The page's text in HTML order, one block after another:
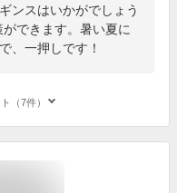
ンスはいかがでしょう
できます。暑い夏に
、一押しです！
（7件）